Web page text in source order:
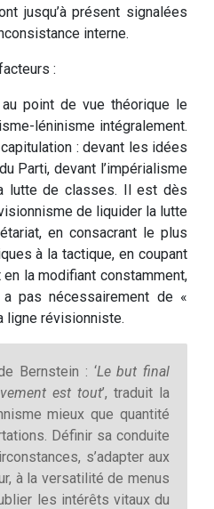
jusqu’à présent signalées
interne.
:
point de vue théorique le
léninisme intégralement.
: devant les idées
Parti, devant l’impérialisme
lutte de classes. Il est dès
de liquider la lutte
en consacrant le plus
à la tactique, en coupant
la modifiant constamment,
pas nécessairement de «
ligne révisionniste.
Bernstein : ‘Le but final
est tout’, traduit la
mieux que quantité
Définir sa conduite
s’adapter aux
à la versatilité de menus
les intérêts vitaux du